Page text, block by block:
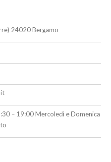
24020 Bergamo
– 19:00 Mercoledì e Domenica